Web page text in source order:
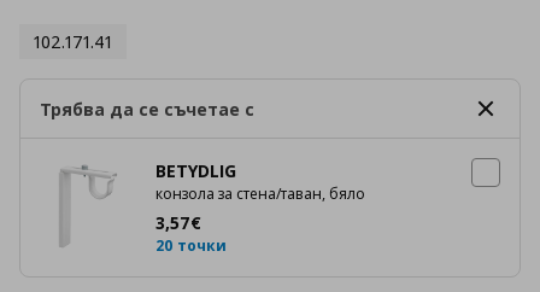
102.171.41
Трябва да се съчетае с
BETYDLIG
конзола за стена/таван, бяло
3,57€
Цена
20 точки